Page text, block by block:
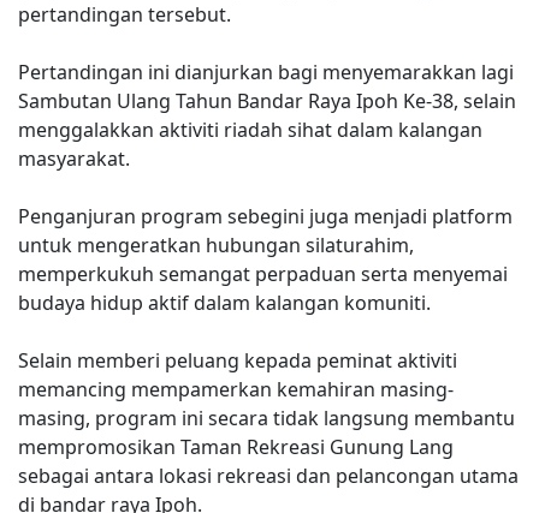
pertandingan tersebut.
Pertandingan ini dianjurkan bagi menyemarakkan lagi
Sambutan Ulang Tahun Bandar Raya Ipoh Ke-38, selain
menggalakkan aktiviti riadah sihat dalam kalangan
masyarakat.
Penganjuran program sebegini juga menjadi platform
untuk mengeratkan hubungan silaturahim,
memperkukuh semangat perpaduan serta menyemai
budaya hidup aktif dalam kalangan komuniti.
Selain memberi peluang kepada peminat aktiviti
memancing mempamerkan kemahiran masing-
masing, program ini secara tidak langsung membantu
mempromosikan Taman Rekreasi Gunung Lang
sebagai antara lokasi rekreasi dan pelancongan utama
di bandar raya Ipoh.